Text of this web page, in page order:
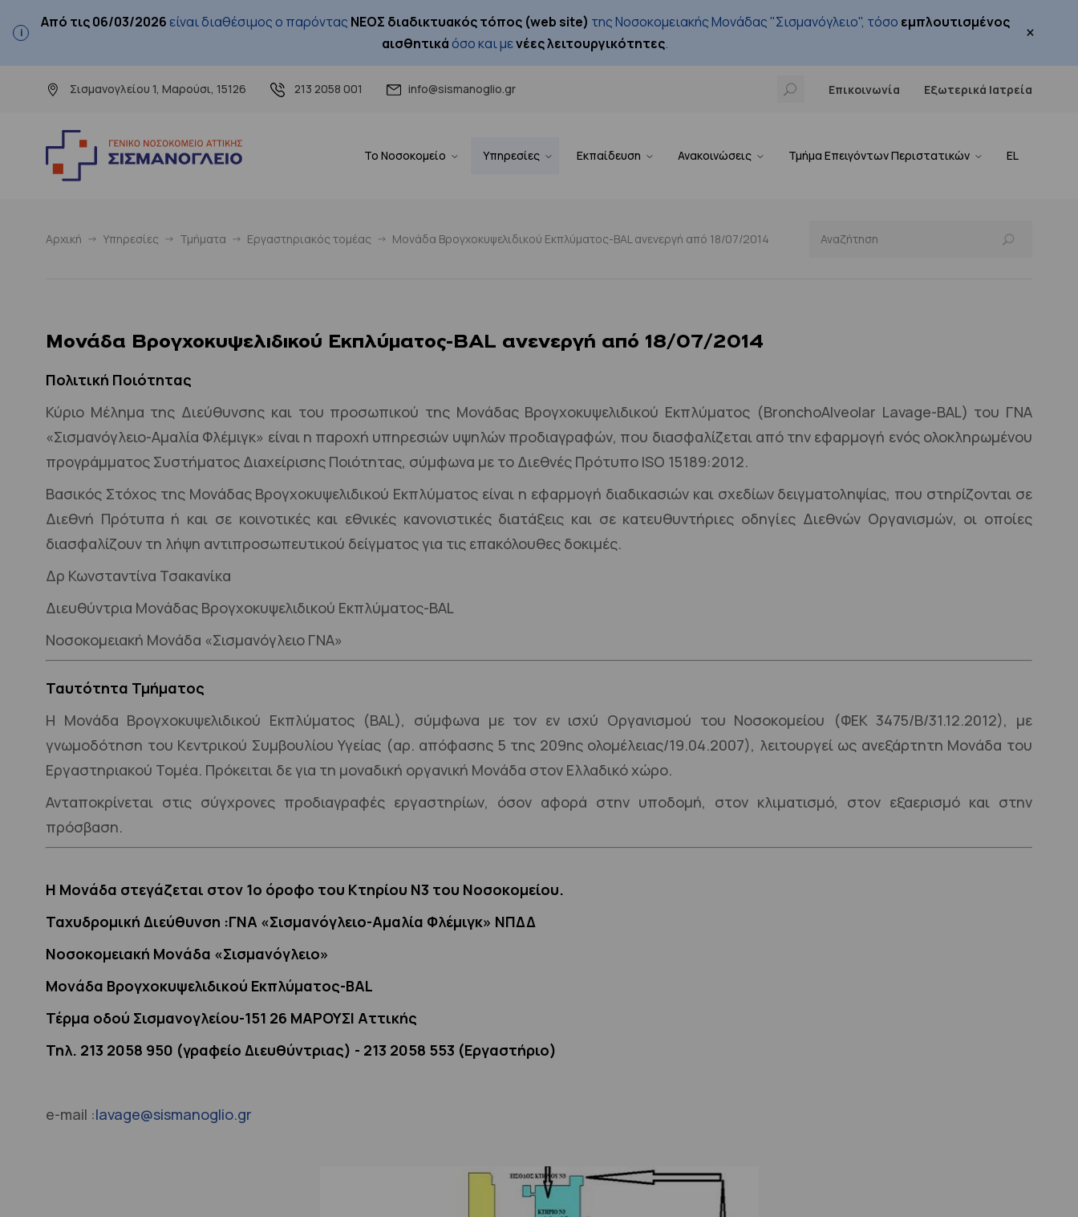
Από τις 06/03/2026 είναι διαθέσιμος ο παρόντας ΝΕΟΣ διαδικτυακός τόπος (web site) της Νοσοκομειακής Μονάδας "Σισμανόγλειο", τόσο εμπλουτισμένος
αισθητικάόσο και μενέες λειτουργικότητες. ×
Σισμανογλείου 1, Μαρούσι, 15126 213 2058 001 info@sismanoglio.gr Επικοινωνία Εξωτερικά Ιατρεία
Το Νοσοκομείο Υπηρεσίες Εκπαίδευση Ανακοινώσεις Τμήμα Επειγόντων Περιστατικών EL
Αρχική Υπηρεσίες Τμήματα Εργαστηριακός τομέας Μονάδα Βρογχοκυψελιδικού Εκπλύματος-BAL ανενεργή από 18/07/2014
Μονάδα Βρογχοκυψελιδικού Εκπλύματος-BAL ανενεργή από 18/07/2014
Πολιτική Ποιότητας
Κύριο Μέλημα της Διεύθυνσης και του προσωπικού της Μονάδας Βρογχοκυψελιδικού Εκπλύματος (BronchoAlveolar Lavage-BAL) του ΓΝΑ
«Σισμανόγλειο-Αμαλία Φλέμιγκ» είναι η παροχή υπηρεσιών υψηλών προδιαγραφών, που διασφαλίζεται από την εφαρμογή ενός ολοκληρωμένου
προγράμματος Συστήματος Διαχείρισης Ποιότητας, σύμφωνα με το Διεθνές Πρότυπο ISO 15189:2012.
Βασικός Στόχος της Μονάδας Βρογχοκυψελιδικού Εκπλύματος είναι η εφαρμογή διαδικασιών και σχεδίων δειγματοληψίας, που στηρίζονται σε
Διεθνή Πρότυπα ή και σε κοινοτικές και εθνικές κανονιστικές διατάξεις και σε κατευθυντήριες οδηγίες Διεθνών Οργανισμών, οι οποίες
διασφαλίζουν τη λήψη αντιπροσωπευτικού δείγματος για τις επακόλουθες δοκιμές.
Δρ Κωνσταντίνα Τσακανίκα
Διευθύντρια Μονάδας Βρογχοκυψελιδικού Εκπλύματος-BAL
Νοσοκομειακή Μονάδα «Σισμανόγλειο ΓΝΑ»
Ταυτότητα Τμήματος
Η Μονάδα Βρογχοκυψελιδικού Εκπλύματος (BAL), σύμφωνα με τον εν ισχύ Οργανισμού του Νοσοκομείου (ΦΕΚ 3475/Β/31.12.2012), με
γνωμοδότηση του Κεντρικού Συμβουλίου Υγείας (αρ. απόφασης 5 της 209ης ολομέλειας/19.04.2007), λειτουργεί ως ανεξάρτητη Μονάδα του
Εργαστηριακού Τομέα. Πρόκειται δε για τη μοναδική οργανική Μονάδα στον Eλλαδικό χώρο.
Ανταποκρίνεται στις σύγχρονες προδιαγραφές εργαστηρίων, όσον αφορά στην υποδομή, στον κλιματισμό, στον εξαερισμό και στην
πρόσβαση.
Η Μονάδα στεγάζεται στον 1ο όροφο του Κτηρίου Ν3 του Νοσοκομείου.
Ταχυδρομική Διεύθυνση :ΓΝΑ «Σισμανόγλειο-Αμαλία Φλέμιγκ» ΝΠΔΔ
Νοσοκομειακή Μονάδα «Σισμανόγλειο»
Μονάδα Βρογχοκυψελιδικού Εκπλύματος-BAL
Τέρμα οδού Σισμανογλείου-151 26 ΜΑΡΟΥΣΙ Αττικής
Τηλ. 213 2058 950 (γραφείο Διευθύντριας) - 213 2058 553 (Εργαστήριο)
e-mail :lavage@sismanoglio.gr